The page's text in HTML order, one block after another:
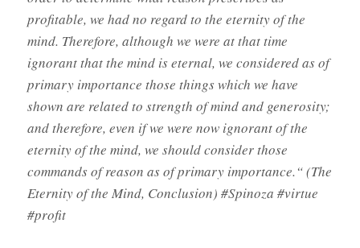
profitable, we had no regard to the eternity of the
mind. Therefore, although we were at that time
ignorant that the mind is eternal, we considered as of
primary importance those things which we have
shown are related to strength of mind and generosity;
and therefore, even if we were now ignorant of the
eternity of the mind, we should consider those
commands of reason as of primary importance.“ (The
Eternity of the Mind, Conclusion) #Spinoza #virtue
#profit